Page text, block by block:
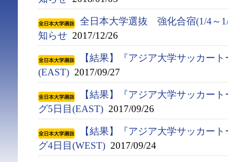
全日本大学選抜 強化合宿(1/4～
知らせ 2017/12/26
【結果】『アジア大学サッカー
(EAST) 2017/09/27
【結果】『アジア大学サッカー
グ5日目(EAST) 2017/09/26
【結果】『アジア大学サッカー
グ4日目(WEST) 2017/09/24